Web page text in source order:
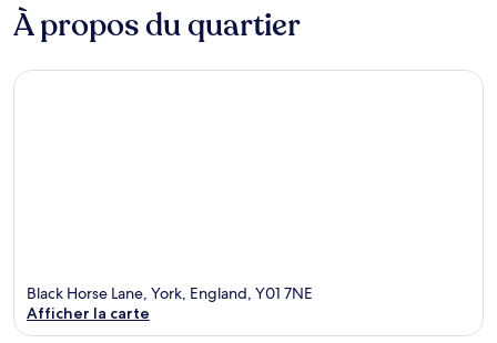
À propos du quartier
Black Horse Lane, York, England, Y01 7NE
Afficher la carte